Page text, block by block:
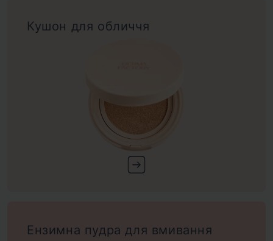
Кушон для обличчя
Ензимна пудра для вмивання